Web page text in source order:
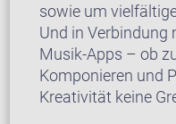
sowie um
Und in Verbindung
Musik-Apps – ob
Komponieren und
Kreativität keine